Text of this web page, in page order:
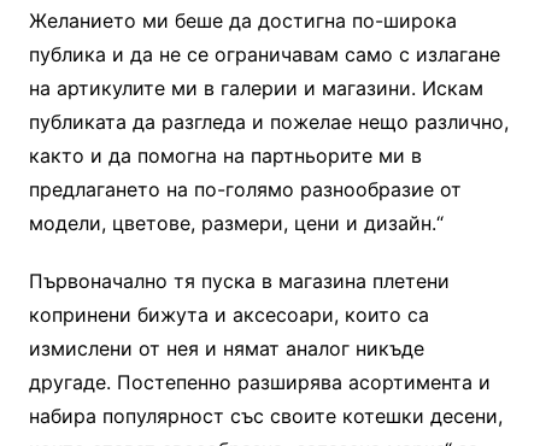
Желанието ми беше да достигна по-широка
публика и да не се ограничавам само с излагане
на артикулите ми в галерии и магазини. Искам
публиката да разгледа и пожелае нещо различно,
както и да помогна на партньорите ми в
предлагането на по-голямо разнообразие от
модели, цветове, размери, цени и дизайн.“
Първоначално тя пуска в магазина плетени
копринени бижута и аксесоари, които са
измислени от нея и нямат аналог никъде
другаде. Постепенно разширява асортимента и
набира популярност със своите котешки десени,